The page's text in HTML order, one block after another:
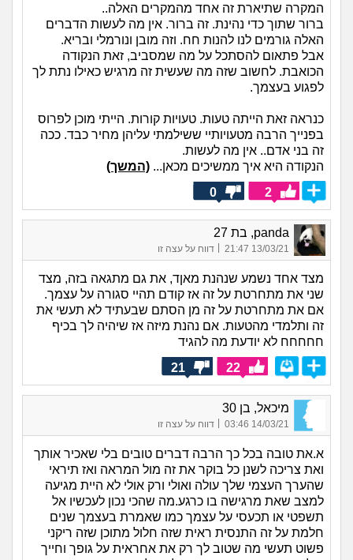
המקרה שתיארת זה אחד מהמקרים האלה..
ברור שתוך כדי נהינת. זה ברור. אין מה לעשות הדברים
האלה גורמים לנו להנות חח. וזה מובן ונורמלי ובריא.
אבל פתאום להסתכל על מה שמסביב, זאת הנקודה
הכואבת. לחשוב שזה מה שעשית זה מרגיש כאילו נתת לך
לפגוע בעצמך.
כנראה זאת הייתה טעות. טעויות קורות. הייתי מוכן לפרוס
בפנייך הרבה מטעויותיי ששילמתי עליהן מחיר כבד. ככה
זה בני אדם.. אין מה לעשות.
הנקודה היא איך ממשיכים מכאן... (המשך)
2
0
panda, בת 27
13/03/21 21:47 דווח על עצה זו
מצד אחד נשמע שנהנת מאןד, את גם מתגאה בזה, מצד
שני את מתחרטת על זה אז קודם תהיי סגורה על עצמך.
אם את מתחרטת על זה מן הסתם שבעתיד לא תעשי את
זה ותלמדי מהטעות. אם נהנת מיזה אז שיהיה לך בכיף
חחחחח לא יודעת מה להגיד
22
21
מיכאל, בן 30
14/03/21 03:46 דווח על עצה זו
א.את טובה בכל כך הרבה דברים טובים בלי שאכיר אותך
ואת צריכה לשנן כל בוקר את זה מול המראה ואז תיראי
שהערך העצמי שלך עולה ואולי ורק אולי לא היית מגיעה
למצב שאת מרגישה בו כרגע.מה שהכי נכון לעכשיו אל
תשפטי או תכעסי על עצמך כמו שאמרת בעצמך שנים
חלמת על זה התנסית ראית שזה חלול מתוכן שזה ריקני
פשוט תעשי מה שטוב לך רק את אחראית על גופך וחייך